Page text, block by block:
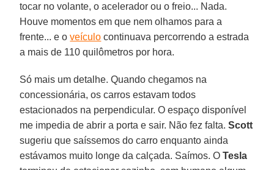
tocar no volante, o acelerador ou o freio... Nada.
Houve momentos em que nem olhamos para a
frente... e oveículo continuava percorrendo a estrada
a mais de 110 quilômetros por hora.
Só mais um detalhe. Quando chegamos na
concessionária, os carros estavam todos
estacionados na perpendicular. O espaço disponível
me impedia de abrir a porta e sair. Não fez falta.Scott
sugeriu que saíssemos do carro enquanto ainda
estávamos muito longe da calçada. Saímos. OTesla